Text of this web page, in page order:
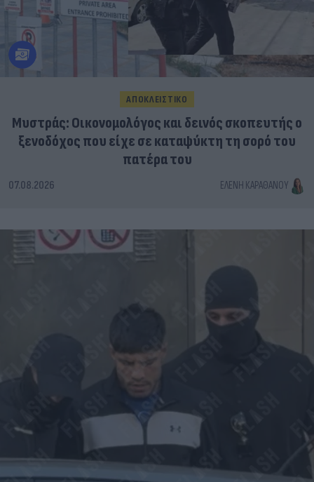
ΑΠΟΚΛΕΙΣΤΙΚΟ
Μυστράς: Οικονομολόγος και δεινός σκοπευτής ο
ξενοδόχος που είχε σε καταψύκτη τη σορό του
πατέρα του
07.08.2026 ΕΛΈΝΗ ΚΑΡΑΘΆΝΟΥ